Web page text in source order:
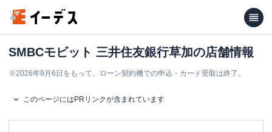
SMBCモビット 三井住友銀行草加の店舗情報
※2026年9月6日をもって、ローン契約機での申込・カード受取は終了。
このページにはPRリンクが含まれています